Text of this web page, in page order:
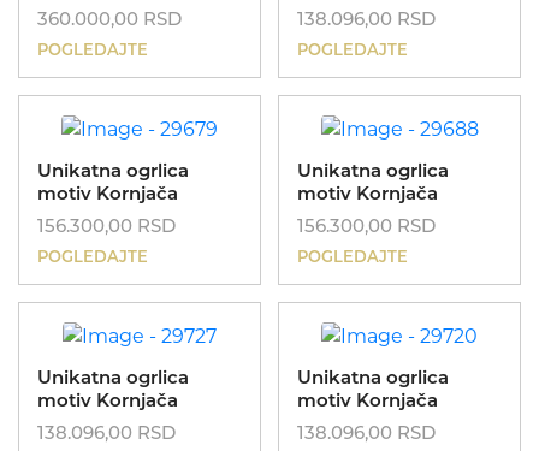
360.000,00 RSD
POGLEDAJTE
138.096,00 RSD
POGLEDAJTE
Unikatna ogrlica
motiv Kornjača
156.300,00 RSD
POGLEDAJTE
Unikatna ogrlica
motiv Kornjača
156.300,00 RSD
POGLEDAJTE
Unikatna ogrlica
motiv Kornjača
138.096,00 RSD
Unikatna ogrlica
motiv Kornjača
138.096,00 RSD